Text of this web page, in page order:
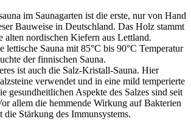
im Saunagarten ist die erste, nur von Hand
Bauweise in Deutschland. Das Holz stammt
alten nordischen Kiefern aus Lettland.
lettische Sauna mit 85°C bis 90°C Temperatur
der finnischen Sauna.
ist auch die Salz-Kristall-Sauna. Hier
verwendet und in eine mild temperierte
gesundheitlichen Aspekte des Salzes sind seit
allem die hemmende Wirkung auf Bakterien
Stärkung des Immunsystems.